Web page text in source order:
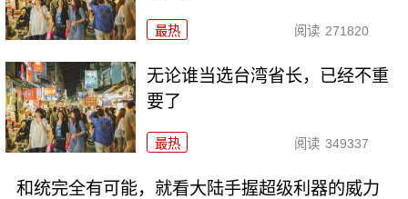
最热 阅读 271820
无论谁当选台湾省长，已经不重
要了
最热 阅读 349337
和统完全有可能，就看大陆手握超级利器的威力